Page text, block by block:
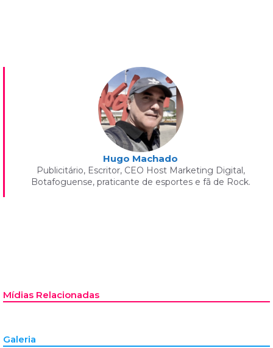
Hugo Machado
Publicitário, Escritor, CEO Host Marketing Digital,
Botafoguense, praticante de esportes e fã de Rock.
Mídias Relacionadas
Galeria